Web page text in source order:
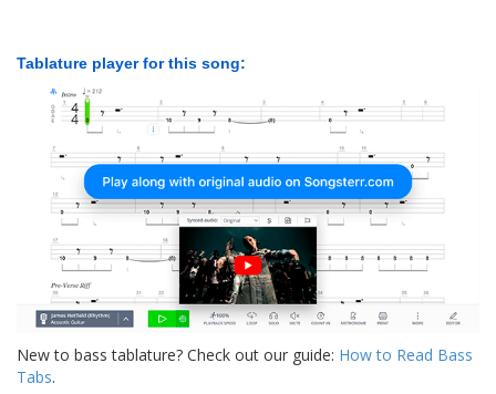
Tablature player for this song:
New to bass tablature? Check out our guide: How to Read Bass
Tabs.